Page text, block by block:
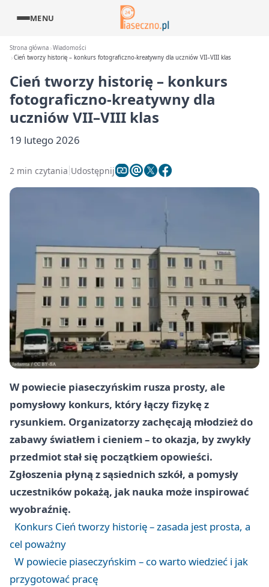
MENU
Strona główna Wiadomości
Cień tworzy historię – konkurs fotograficzno-kreatywny dla uczniów VII–VIII klas
Cień tworzy historię – konkurs
fotograficzno-kreatywny dla
uczniów VII–VIII klas
19 lutego 2026
2 min czytania Udostępnij
W powiecie piaseczyńskim rusza prosty, ale
pomysłowy konkurs, który łączy fizykę z
rysunkiem. Organizatorzy zachęcają młodzież do
zabawy światłem i cieniem – to okazja, by zwykły
przedmiot stał się początkiem opowieści.
Zgłoszenia płyną z sąsiednich szkół, a pomysły
uczestników pokażą, jak nauka może inspirować
wyobraźnię.
Konkurs Cień tworzy historię – zasada jest prosta, a
cel poważny
W powiecie piaseczyńskim – co warto wiedzieć i jak
przygotować pracę